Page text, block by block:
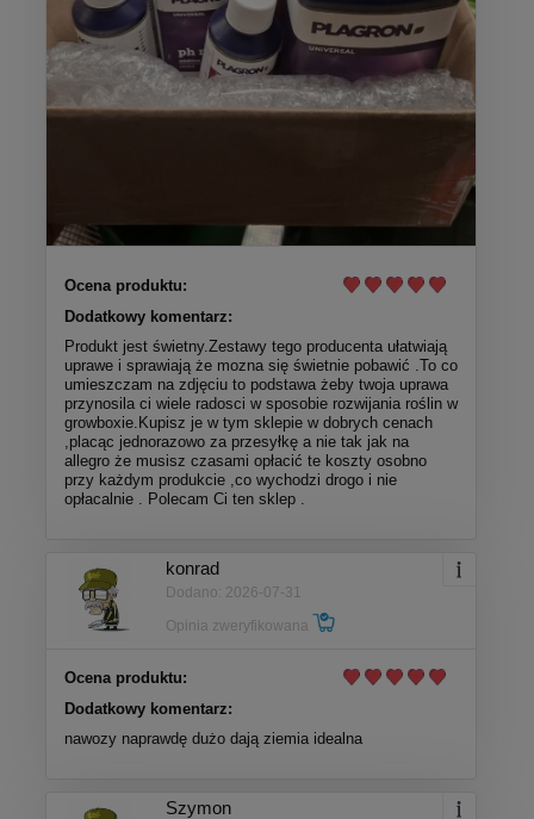
Ocena produktu:
Dodatkowy komentarz:
Produkt jest świetny.Zestawy tego producenta ułatwiają
uprawe i sprawiają że mozna się świetnie pobawić .To co
umieszczam na zdjęciu to podstawa żeby twoja uprawa
przynosila ci wiele radosci w sposobie rozwijania roślin w
growboxie.Kupisz je w tym sklepie w dobrych cenach
,placąc jednorazowo za przesyłkę a nie tak jak na
allegro że musisz czasami opłacić te koszty osobno
przy każdym produkcie ,co wychodzi drogo i nie
opłacalnie . Polecam Ci ten sklep .
konrad
Dodano: 2026-07-31
Opinia zweryfikowana
Ocena produktu:
Dodatkowy komentarz:
nawozy naprawdę dużo dają ziemia idealna
Szymon